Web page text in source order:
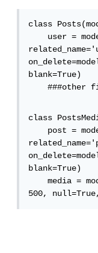
class
    user = models.ForeignKey(User,
blank=True)
###other
class
    post = models.ForeignKey(Posts,
blank=True)
    media = models.URLField(max_length =
500,